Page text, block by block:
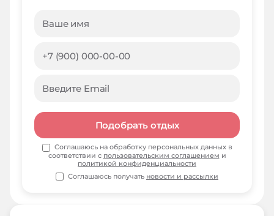
Подобрать отдых
Соглашаюсь на обработку персональных данных в
соответствии с пользовательским соглашением и
политикой конфиденциальности
Соглашаюсь получать новости и рассылки